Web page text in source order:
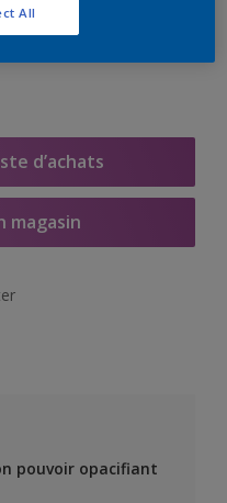
d’achats
magasin
pouvoir opacifiant
All